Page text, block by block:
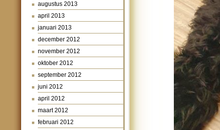
augustus 2013
april 2013
januari 2013
december 2012
november 2012
oktober 2012
september 2012
juni 2012
april 2012
maart 2012
februari 2012